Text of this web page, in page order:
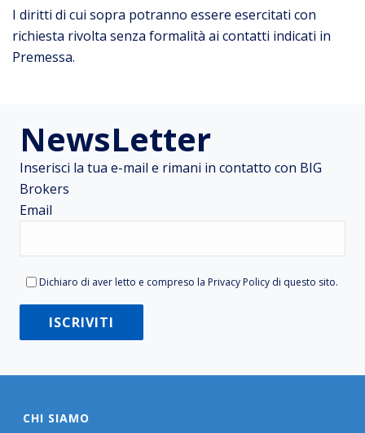
I diritti di cui sopra potranno essere esercitati con
richiesta rivolta senza formalità ai contatti indicati in
Premessa.
NewsLetter
Inserisci la tua e-mail e rimani in contatto con BIG
Brokers
Email
Dichiaro di aver letto e compreso la Privacy Policy di questo sito.
CHI SIAMO